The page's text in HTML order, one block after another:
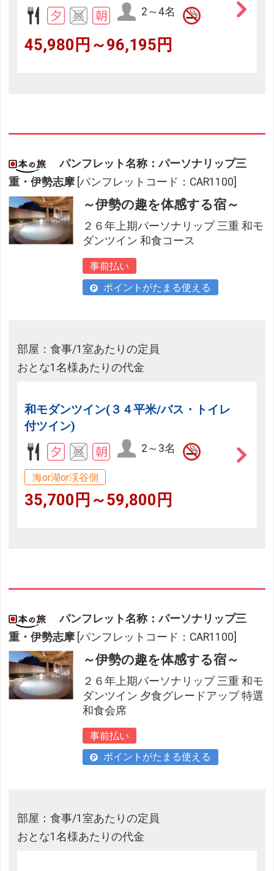
2～4名
45,980円～96,195円
パンフレット名称：パーソナリップ三
重・伊勢志摩 [パンフレットコード：CAR1100]
～伊勢の趣を体感する宿～
２６年上期パーソナリップ 三重 和モ
ダンツイン 和食コース
事前払い
ポイントがたまる使える
部屋：食事/1室あたりの定員
おとな1名様あたりの代金
和モダンツイン(３４平米/バス・トイレ
付ツイン)
2～3名
海or湖or渓谷側
35,700円～59,800円
パンフレット名称：パーソナリップ三
重・伊勢志摩 [パンフレットコード：CAR1100]
～伊勢の趣を体感する宿～
２６年上期パーソナリップ 三重 和モ
ダンツイン 夕食グレードアップ 特選
和食会席
事前払い
ポイントがたまる使える
部屋：食事/1室あたりの定員
おとな1名様あたりの代金